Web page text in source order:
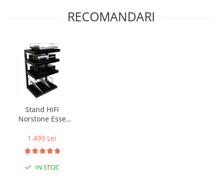
RECOMANDARI
Stand HiFi
Norstone Esse
1.499 Lei
IN STOC